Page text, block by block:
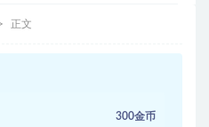
正文
300金币